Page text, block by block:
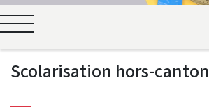
Scolarisation hors-canton